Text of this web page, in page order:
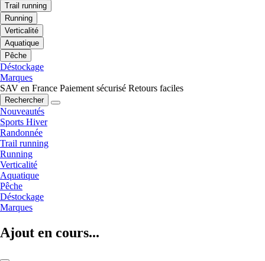
Trail running
Running
Verticalité
Aquatique
Pêche
Déstockage
Marques
SAV en France Paiement sécurisé Retours faciles
Rechercher
Nouveautés
Sports Hiver
Randonnée
Trail running
Running
Verticalité
Aquatique
Pêche
Déstockage
Marques
Ajout en cours...